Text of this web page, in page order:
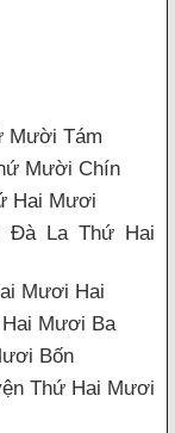
Mười Tám
Mười Chín
Hai Mươi
Đà La Thứ Hai
Mươi Hai
Mươi Ba
Bốn
Thứ Hai Mươi